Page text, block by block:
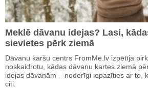
Meklē dāvanu idejas? Lasi,
sievietes pērk ziemā
Dāvanu karšu centrs FromMe.lv izpētīja
noskaidrotu, kādas dāvanu kartes ziemā
idejas dāvanām – noderīgi iepazīties ar to,
citi.